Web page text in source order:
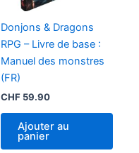
Donjons & Dragons
RPG – Livre de base :
Manuel des monstres
(FR)
CHF59.90
Ajouter au
panier